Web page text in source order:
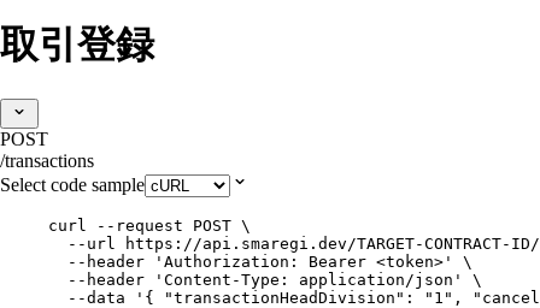
取引登録
POST
/transactions
Select code sample
curl --request POST \
--url
https://api.smaregi.dev/TARGET-CONTRACT-
--header
' Authorization: Bearer <token> '
\
--header
' Content-Type: application/json '
\
--data
' { "transactionHeadDivision": "1",